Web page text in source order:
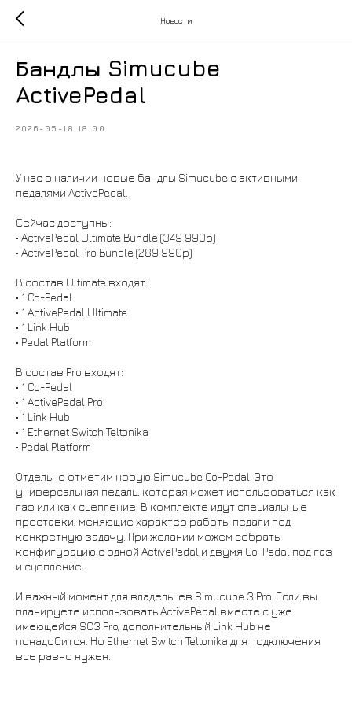
Новости
Бандлы Simucube
ActivePedal
2026-05-18 18:00
У нас в наличии новые бандлы Simucube с активными
педалями ActivePedal.
Сейчас доступны:
• ActivePedal Ultimate Bundle (349 990р)
• ActivePedal Pro Bundle (289 990р)
В состав Ultimate входят:
• 1 Co-Pedal
• 1 ActivePedal Ultimate
• 1 Link Hub
• Pedal Platform
В состав Pro входят:
• 1 Co-Pedal
• 1 ActivePedal Pro
• 1 Link Hub
• 1 Ethernet Switch Teltonika
• Pedal Platform
Отдельно отметим новую Simucube Co-Pedal. Это
универсальная педаль, которая может использоваться как
газ или как сцепление. В комплекте идут специальные
проставки, меняющие характер работы педали под
конкретную задачу. При желании можем собрать
конфигурацию с одной ActivePedal и двумя Co-Pedal под газ
и сцепление.
И важный момент для владельцев Simucube 3 Pro. Если вы
планируете использовать ActivePedal вместе с уже
имеющейся SC3 Pro, дополнительный Link Hub не
понадобится. Но Ethernet Switch Teltonika для подключения
все равно нужен.